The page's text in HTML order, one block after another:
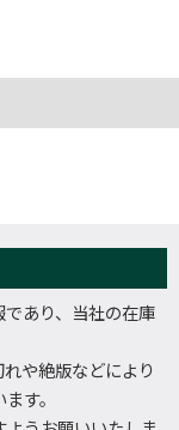
あり、当社の在庫
や絶版などにより
す。